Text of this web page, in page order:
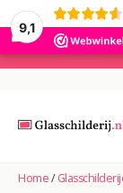
9,1
Ga
inhoud
Home/